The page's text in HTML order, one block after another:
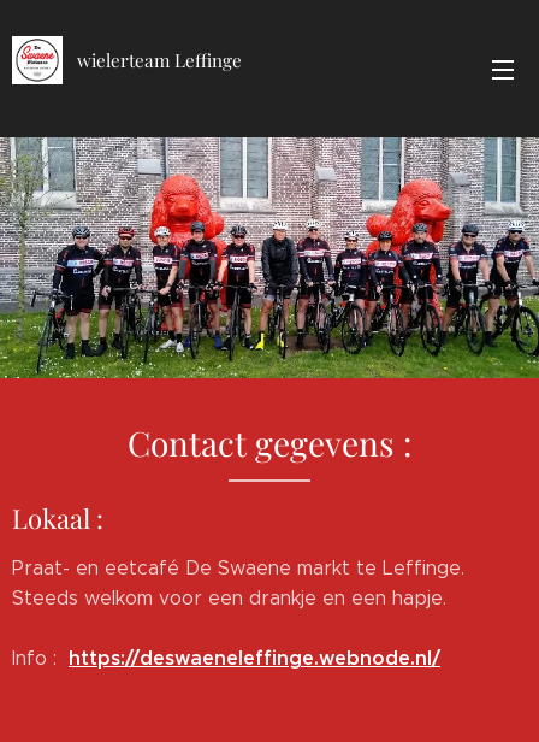
wielerteam Leffinge
Contact gegevens :
Lokaal :
Praat- en eetcafé De Swaene markt te Leffinge.
Steeds welkom voor een drankje en een hapje.
Info : https://deswaeneleffinge.webnode.nl/